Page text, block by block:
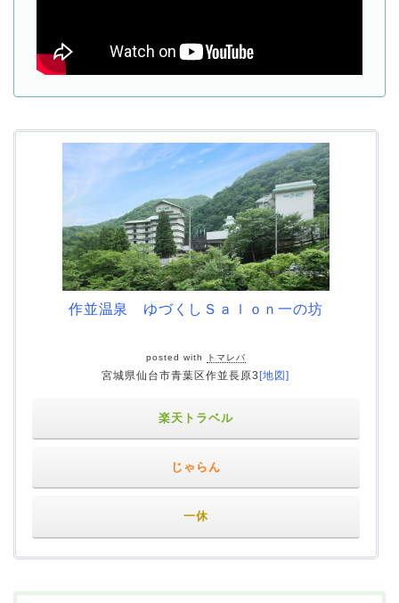
作並温泉 ゆづくしＳａｌｏｎ一の坊
posted with トマレバ
宮城県仙台市青葉区作並長原3 [地図]
楽天トラベル
じゃらん
一休